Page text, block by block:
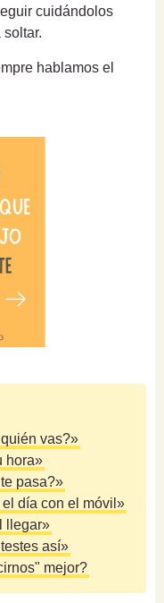
cuidándolos
hablamos el
vas?»
hora»
pasa?»
día con el móvil»
llegar»
así»
mejor?